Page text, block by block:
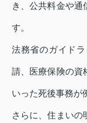
き、公共料金や通
す。
法務省のガイド
請、医療保険の資
いった死後事務が
さらに、住まいの